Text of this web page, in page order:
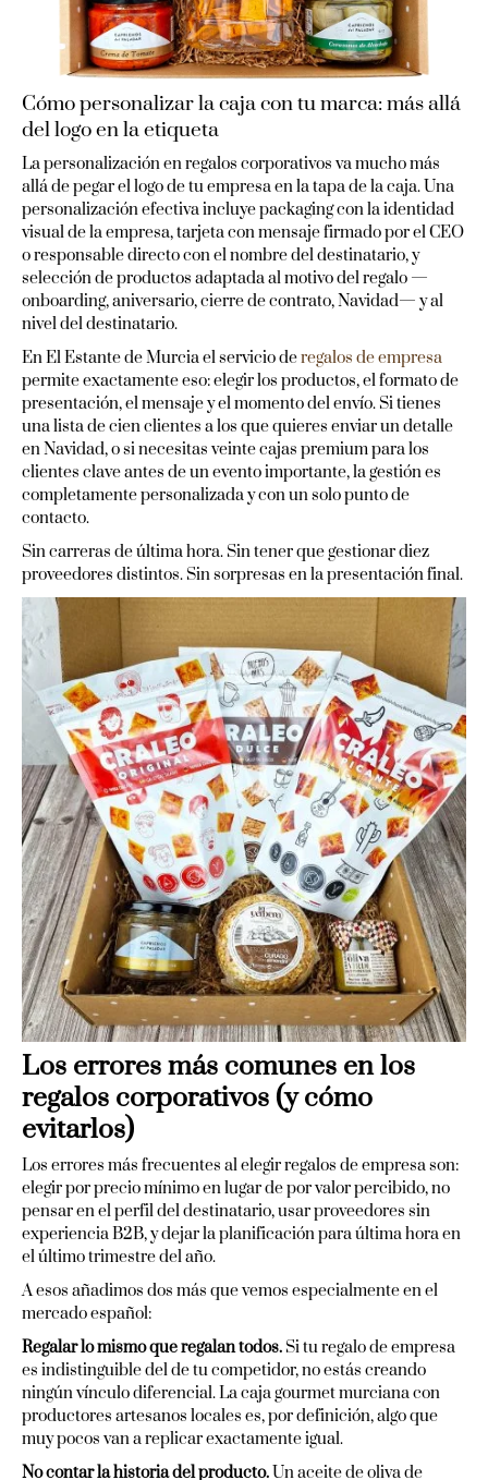
Cómo personalizar la caja con tu marca: más allá
del logo en la etiqueta
La personalización en regalos corporativos va mucho más
allá de pegar el logo de tu empresa en la tapa de la caja. Una
personalización efectiva incluye packaging con la identidad
visual de la empresa, tarjeta con mensaje firmado por el CEO
o responsable directo con el nombre del destinatario, y
selección de productos adaptada al motivo del regalo —
onboarding, aniversario, cierre de contrato, Navidad— y al
nivel del destinatario.
En El Estante de Murcia el servicio deregalos de empresa
permite exactamente eso: elegir los productos, el formato de
presentación, el mensaje y el momento del envío. Si tienes
una lista de cien clientes a los que quieres enviar un detalle
en Navidad, o si necesitas veinte cajas premium para los
clientes clave antes de un evento importante, la gestión es
completamente personalizada y con un solo punto de
contacto.
Sin carreras de última hora. Sin tener que gestionar diez
proveedores distintos. Sin sorpresas en la presentación final.
Los errores más comunes en los
regalos corporativos (y cómo
evitarlos)
Los errores más frecuentes al elegir regalos de empresa son:
elegir por precio mínimo en lugar de por valor percibido, no
pensar en el perfil del destinatario, usar proveedores sin
experiencia B2B, y dejar la planificación para última hora en
el último trimestre del año.
A esos añadimos dos más que vemos especialmente en el
mercado español:
Regalar lo mismo que regalan todos. Si tu regalo de empresa
es indistinguible del de tu competidor, no estás creando
ningún vínculo diferencial. La caja gourmet murciana con
productores artesanos locales es, por definición, algo que
muy pocos van a replicar exactamente igual.
No contar la historia del producto. Un aceite de oliva de